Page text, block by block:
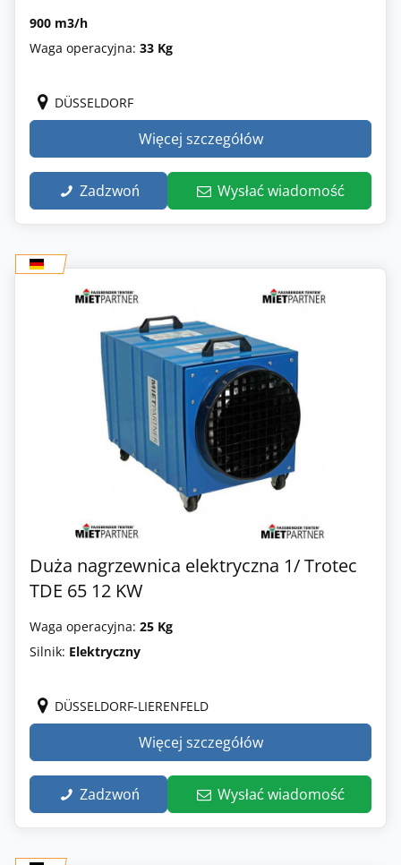
900 m3/h
Waga operacyjna: 33 Kg
DÜSSELDORF
Więcej szczegółów
Zadzwoń Wysłać wiadomość
Duża nagrzewnica elektryczna 1/ Trotec
TDE 65 12 KW
Waga operacyjna: 25 Kg
Silnik: Elektryczny
DÜSSELDORF-LIERENFELD
Więcej szczegółów
Zadzwoń Wysłać wiadomość